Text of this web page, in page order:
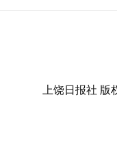
上饶日报社